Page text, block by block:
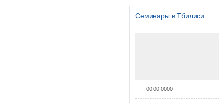
Семинары в Тбилиси
00.00.0000